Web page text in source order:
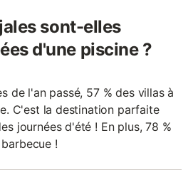
sont-elles
d'une piscine ?
de l'an passé, 57 % des villas à
C'est la destination parfaite
journées d'été ! En plus, 78 %
!